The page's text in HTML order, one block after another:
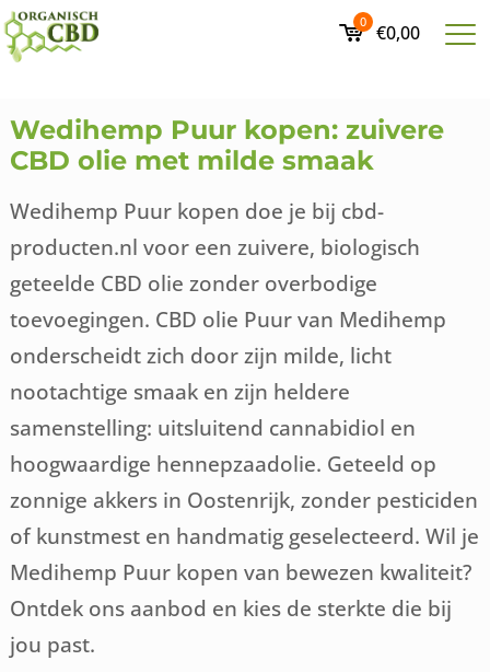
0 €0,00
Wedihemp Puur kopen: zuivere
CBD olie met milde smaak
Wedihemp Puur kopen doe je bij cbd-
producten.nl voor een zuivere, biologisch
geteelde CBD olie zonder overbodige
toevoegingen. CBD olie Puur van Medihemp
onderscheidt zich door zijn milde, licht
nootachtige smaak en zijn heldere
samenstelling: uitsluitend cannabidiol en
hoogwaardige hennepzaadolie. Geteeld op
zonnige akkers in Oostenrijk, zonder pesticiden
of kunstmest en handmatig geselecteerd. Wil je
Medihemp Puur kopen van bewezen kwaliteit?
Ontdek ons aanbod en kies de sterkte die bij
jou past.